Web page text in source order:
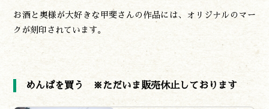
お酒と奥様が大好きな甲斐さんの作品には、オリジナルのマー
クが刻印されています。
めんぱを買う ※ただいま販売休止しております